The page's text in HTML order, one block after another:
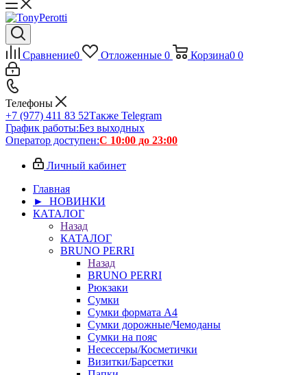
Сравнение0 Отложенные 0 Корзина0 0
Телефоны
+7 (977) 411 83 52Также Telegram
График работы:Без выходных
Оператор доступен:С 10:00 до 23:00
Личный кабинет
Главная
► НОВИНКИ
КАТАЛОГ
Назад
КАТАЛОГ
BRUNO PERRI
Назад
BRUNO PERRI
Рюкзаки
Сумки
Сумки формата А4
Сумки дорожные/Чемоданы
Сумки на пояс
Несессеры/Косметички
Визитки/Барсетки